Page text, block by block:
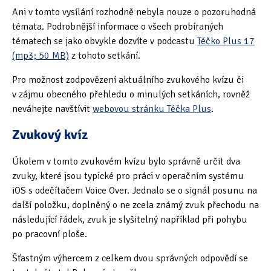
Oficiální materiály(57)
Pozvánky & oznámení(67)
Pracuji sluchem(564)
Pracuji sluchem a hmatem (566)
Pracuji zrakem
Pracuji zrakem a sluchem (515)
Služby(115)
Software(503)
Asistivní software
Běžný software(284)
Ani v tomto vysílání rozhodně nebyla nouze o pozoruhodná
témata. Podrobnější informace o všech probíraných
tématech se jako obvykle dozvíte v podcastuTéčko Plus 17
(mp3; 50 MB) z tohoto setkání.
Pro možnost zodpovězení aktuálního zvukového kvízu či
v zájmu obecného přehledu o minulých setkáních, rovněž
neváhejte navštívit webovou stránku Téčka Plus.
Zvukový kvíz
Úkolem v tomto zvukovém kvízu bylo správně určit dva
zvuky, které jsou typické pro práci v operačním systému
iOS s odečítačem Voice Over. Jednalo se o signál posunu na
další položku, doplněný o ne zcela známý zvuk přechodu na
následující řádek, zvuk je slyšitelný například při pohybu
po pracovní ploše.
Šťastným výhercem z celkem dvou správných odpovědí se